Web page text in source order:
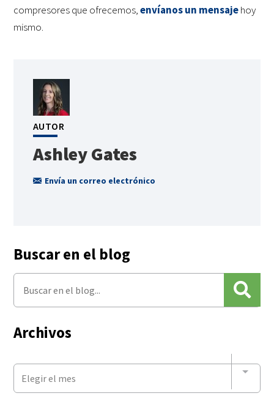
compresores que ofrecemos,envíanos un mensajehoy
mismo.
AUTOR
Ashley Gates
Envía un correo electrónico
Buscar en el blog
Archivos
Elegir el mes